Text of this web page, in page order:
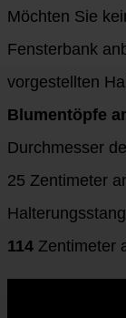
Möchten Sie
Fensterbank
vorgestellten
Blumentöpfe
Durchmesser
25 Zentimeter
114 Zentimeter